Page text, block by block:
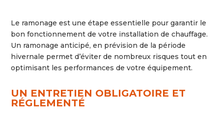
Le ramonage est une étape essentielle pour garantir le
bon fonctionnement de votre installation de chauffage.
Un ramonage anticipé, en prévision de la période
hivernale permet d’éviter de nombreux risques tout en
optimisant les performances de votre équipement.
UN ENTRETIEN OBLIGATOIRE ET
RÉGLEMENTÉ